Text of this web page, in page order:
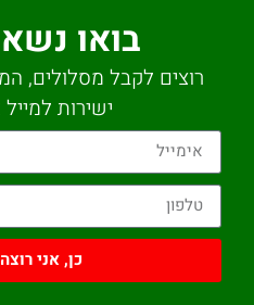
בואו
רוצים לקבל מסלולים,
ישירות
כן, אני